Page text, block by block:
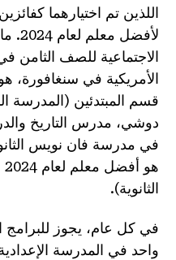
اللذين تم اختيارهما
الاجتماعية للصف الثامن
قسم المبتدئين (المدرسة
دوشي، مدرس التاريخ
في مدرسة فان نويس
الثانوية).
واحد في المدرسة